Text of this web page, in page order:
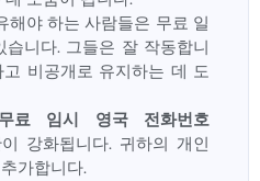
해야 하는 사람들은 무료 일
니다. 그들은 잘 작동합니
비공개로 유지하는 데 도
무료 임시 영국 전화번호
강화됩니다. 귀하의 개인
가합니다.